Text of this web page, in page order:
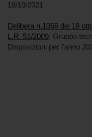
18/10/2021
Delibera n.1066 del 18
L.R. 51/2009: Gruppo
Disposizioni per l'anno